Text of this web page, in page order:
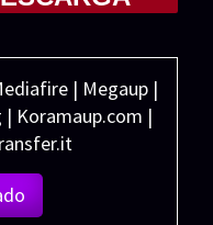
| Megaup |
| Koramaup.com |